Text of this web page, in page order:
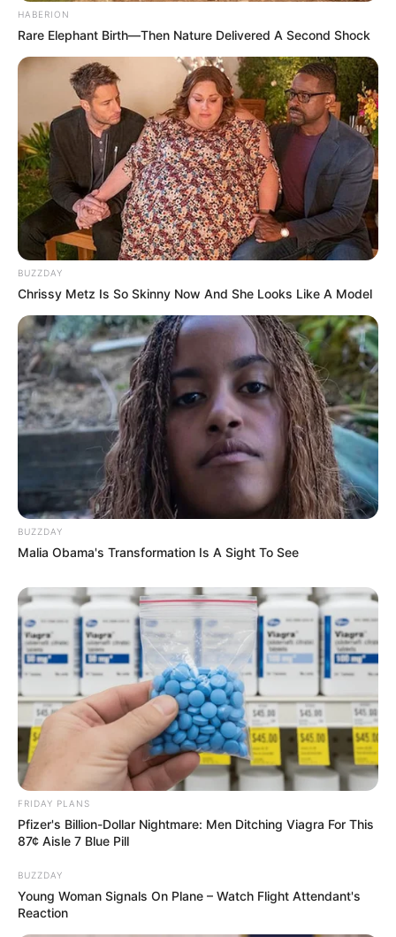
HABERION
Rare Elephant Birth—Then Nature Delivered A Second Shock
BUZZDAY
Chrissy Metz Is So Skinny Now And She Looks Like A Model
BUZZDAY
Malia Obama's Transformation Is A Sight To See
FRIDAY PLANS
Pfizer's Billion-Dollar Nightmare: Men Ditching Viagra For This
87¢ Aisle 7 Blue Pill
BUZZDAY
Young Woman Signals On Plane – Watch Flight Attendant's
Reaction